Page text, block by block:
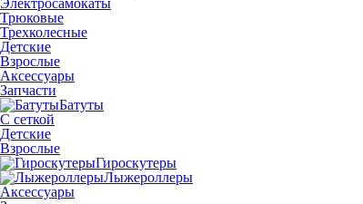
Электросамокаты
Трюковые
Трехколесные
Детские
Взрослые
Аксессуары
Запчасти
Батуты
С сеткой
Детские
Взрослые
Гироскутеры
Лыжероллеры
Аксессуары